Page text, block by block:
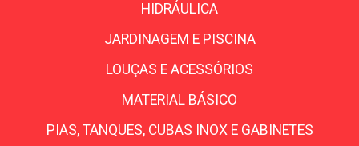
HIDRÁULICA
JARDINAGEM E PISCINA
LOUÇAS E ACESSÓRIOS
MATERIAL BÁSICO
PIAS, TANQUES, CUBAS INOX E GABINETES